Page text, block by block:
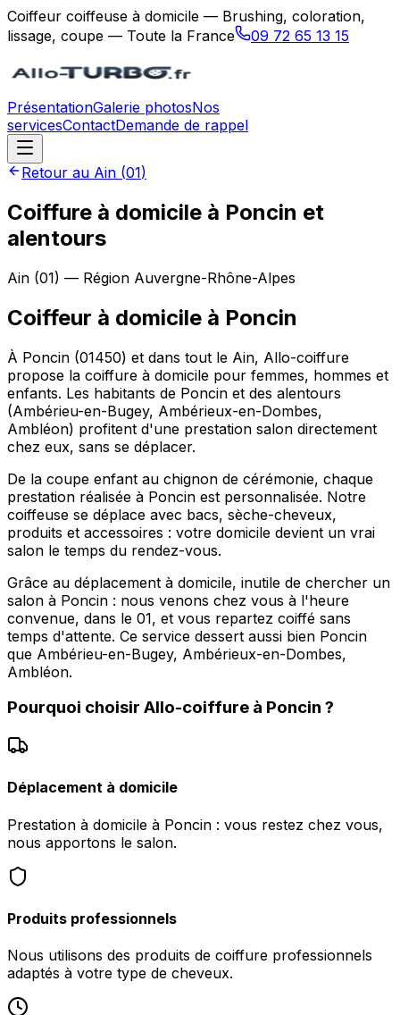
Coiffeur coiffeuse à domicile — Brushing, coloration,
lissage, coupe — Toute la France
09 72 65 13 15
PrésentationGalerie photosNos
servicesContactDemande de rappel
Retour au Ain (01)
Coiffure à domicile à Poncin et
alentours
Ain (01) — Région Auvergne-Rhône-Alpes
Coiffeur à domicile à Poncin
À Poncin (01450) et dans tout le Ain, Allo-coiffure
propose la coiffure à domicile pour femmes, hommes et
enfants. Les habitants de Poncin et des alentours
(Ambérieu-en-Bugey, Ambérieux-en-Dombes,
Ambléon) profitent d'une prestation salon directement
chez eux, sans se déplacer.
De la coupe enfant au chignon de cérémonie, chaque
prestation réalisée à Poncin est personnalisée. Notre
coiffeuse se déplace avec bacs, sèche-cheveux,
produits et accessoires : votre domicile devient un vrai
salon le temps du rendez-vous.
Grâce au déplacement à domicile, inutile de chercher un
salon à Poncin : nous venons chez vous à l'heure
convenue, dans le 01, et vous repartez coiffé sans
temps d'attente. Ce service dessert aussi bien Poncin
que Ambérieu-en-Bugey, Ambérieux-en-Dombes,
Ambléon.
Pourquoi choisir Allo-coiffure à Poncin ?
Déplacement à domicile
Prestation à domicile à Poncin : vous restez chez vous,
nous apportons le salon.
Produits professionnels
Nous utilisons des produits de coiffure professionnels
adaptés à votre type de cheveux.